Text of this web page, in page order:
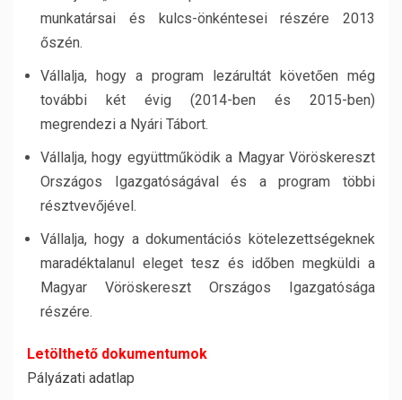
munkatársai és kulcs-önkéntesei részére 2013
őszén.
Vállalja, hogy a program lezárultát követően még
további két évig (2014-ben és 2015-ben)
megrendezi a Nyári Tábort.
Vállalja, hogy együttműködik a Magyar Vöröskereszt
Országos Igazgatóságával és a program többi
résztvevőjével.
Vállalja, hogy a dokumentációs kötelezettségeknek
maradéktalanul eleget tesz és időben megküldi a
Magyar Vöröskereszt Országos Igazgatósága
részére.
Letölthető dokumentumok
Pályázati adatlap